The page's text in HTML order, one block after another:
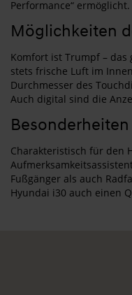
Performance“
Möglichkeiten
Komfort ist Trumpf –
stets frische Luft im
Durchmesser des
Auch digital sind die
Charakteristisch für den
Fußgänger als auch
Hyundai i30 auch einen